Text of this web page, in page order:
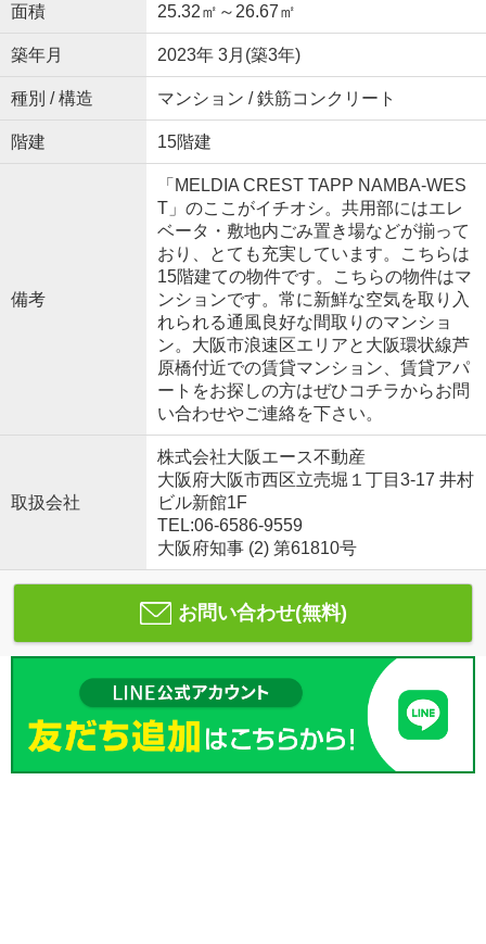
面積 25.32㎡～26.67㎡
築年月 2023年 3月(築3年)
種別 / 構造 マンション / 鉄筋コンクリート
階建 15階建
備考
「MELDIA CREST TAPP NAMBA-WES
T」のここがイチオシ。共用部にはエレ
ベータ・敷地内ごみ置き場などが揃って
おり、とても充実しています。こちらは
15階建ての物件です。こちらの物件はマ
ンションです。常に新鮮な空気を取り入
れられる通風良好な間取りのマンショ
ン。大阪市浪速区エリアと大阪環状線芦
原橋付近での賃貸マンション、賃貸アパ
ートをお探しの方はぜひコチラからお問
い合わせやご連絡を下さい。
取扱会社
株式会社大阪エース不動産
大阪府大阪市西区立売堀１丁目3-17 井村
ビル新館1F
TEL:06-6586-9559
大阪府知事 (2) 第61810号
お問い合わせ(無料)